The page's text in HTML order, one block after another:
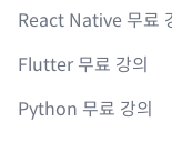
React Native 무료
Flutter 무료 강의
Python 무료 강의